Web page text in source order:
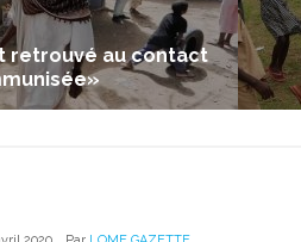
retrouvé au contact